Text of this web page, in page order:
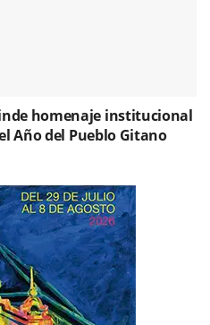
homenaje institucional
Año del Pueblo Gitano